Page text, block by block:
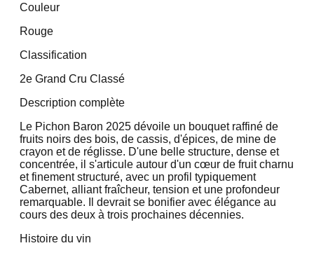
Couleur
Rouge
Classification
2e Grand Cru Classé
Description complète
Le Pichon Baron 2025 dévoile un bouquet raffiné de
fruits noirs des bois, de cassis, d'épices, de mine de
crayon et de réglisse. D'une belle structure, dense et
concentrée, il s'articule autour d'un cœur de fruit charnu
et finement structuré, avec un profil typiquement
Cabernet, alliant fraîcheur, tension et une profondeur
remarquable. Il devrait se bonifier avec élégance au
cours des deux à trois prochaines décennies.
Histoire du vin